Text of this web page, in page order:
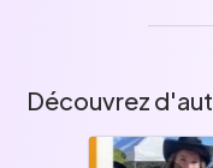
Découvrez